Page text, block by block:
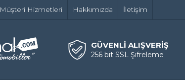
Müşteri Hizmetleri Hakkımızda İletişim
GÜVENLİ ALIŞVERİŞ
256 bit SSL Şifreleme